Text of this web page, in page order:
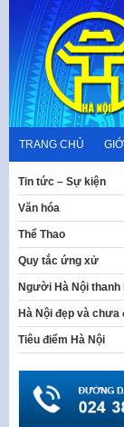
content
TRANG CHỦ
Tin tức – Sự kiện
Văn hóa
Thể Thao
Quy tắc ứng xử
Người Hà Nội thanh
Hà Nội đẹp và chưa
Tiêu điểm Hà Nội